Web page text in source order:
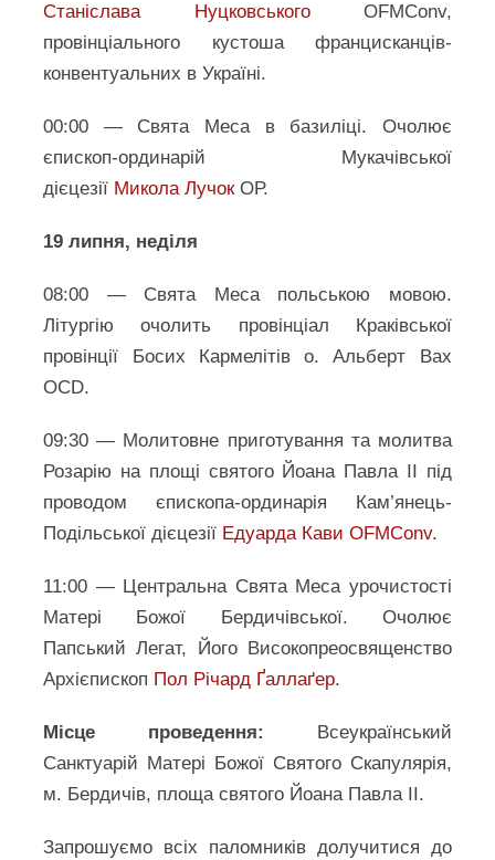
Станіслава НуцковськогоOFMConv,
провінціального кустоша францисканців-
конвентуальних в Україні.
00:00 — Свята Меса в базиліці. Очолює
єпископ-ординарій Мукачівської
дієцезії Микола ЛучокОР.
19 липня, неділя
08:00 — Свята Меса польською мовою.
Літургію очолить провінціал Краківської
провінції Босих Кармелітів о. Альберт Вах
OCD.
09:30 — Молитовне приготування та молитва
Розарію на площі святого Йоана Павла ІІ під
проводом єпископа-ординарія Кам’янець-
Подільської дієцезії Едуарда Кави OFMConv.
11:00 — Центральна Свята Меса урочистості
Матері Божої Бердичівської. Очолює
Папський Легат, Його Високопреосвященство
Архієпископ Пол Річард Ґаллаґер.
Місце проведення:
Всеукраїнський
Санктуарій Матері Божої Святого Скапулярія,
м. Бердичів, площа святого Йоана Павла ІІ.
Запрошуємо всіх паломників долучитися до